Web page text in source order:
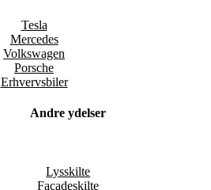
Tesla
Mercedes
Volkswagen
Porsche
Erhvervsbiler
Andre ydelser
Lysskilte
Facadeskilte